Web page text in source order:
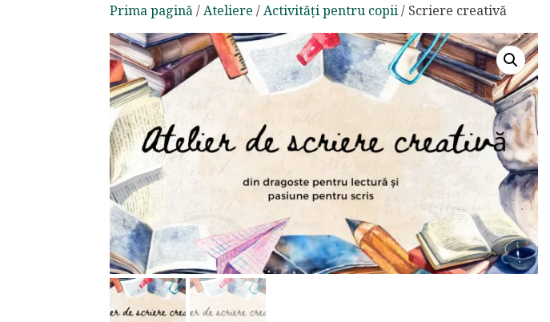
Prima pagină/Ateliere /Activități pentru copii/ Scriere creativă